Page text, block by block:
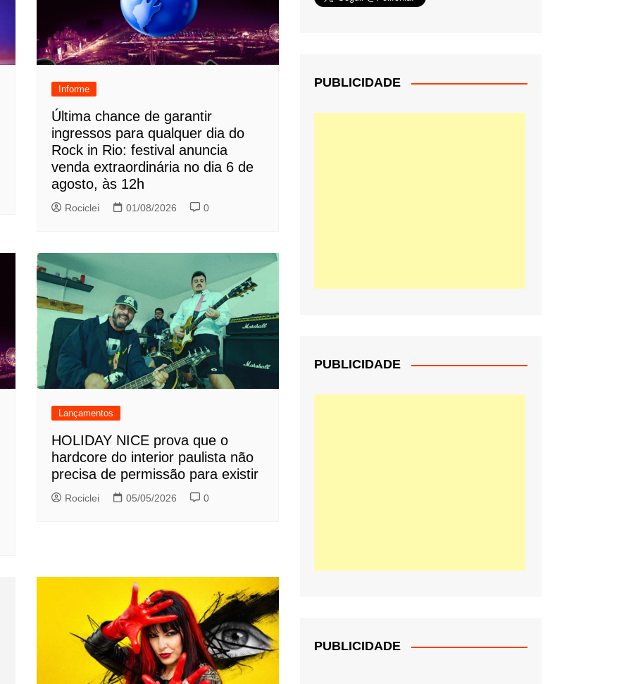
Informe
Última chance de garantir
ingressos para qualquer dia do
Rock in Rio: festival anuncia
venda extraordinária no dia 6 de
agosto, às 12h
Rociclei 01/08/2026 0
Lançamentos
HOLIDAY NICE prova que o
hardcore do interior paulista não
precisa de permissão para existir
Rociclei 05/05/2026 0
PUBLICIDADE
PUBLICIDADE
PUBLICIDADE